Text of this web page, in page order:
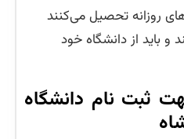
روزانه تحصیل می‌کنند
و باید از دانشگاه خود
ثبت نام دانشگاه